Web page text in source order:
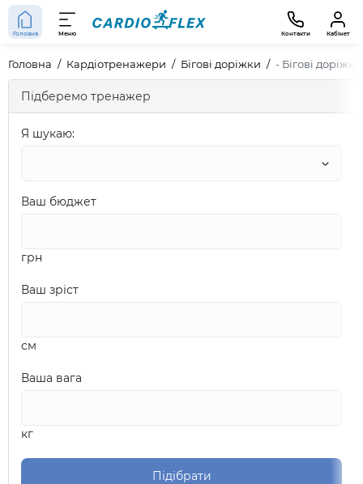
Головна Меню Контакти Кабінет
Головна Кардіотренажери Бігові доріжки - Бігові
Підберемо тренажер
Я шукаю:
Ваш бюджет
грн
Ваш зріст
см
Ваша вага
кг
Підібрати